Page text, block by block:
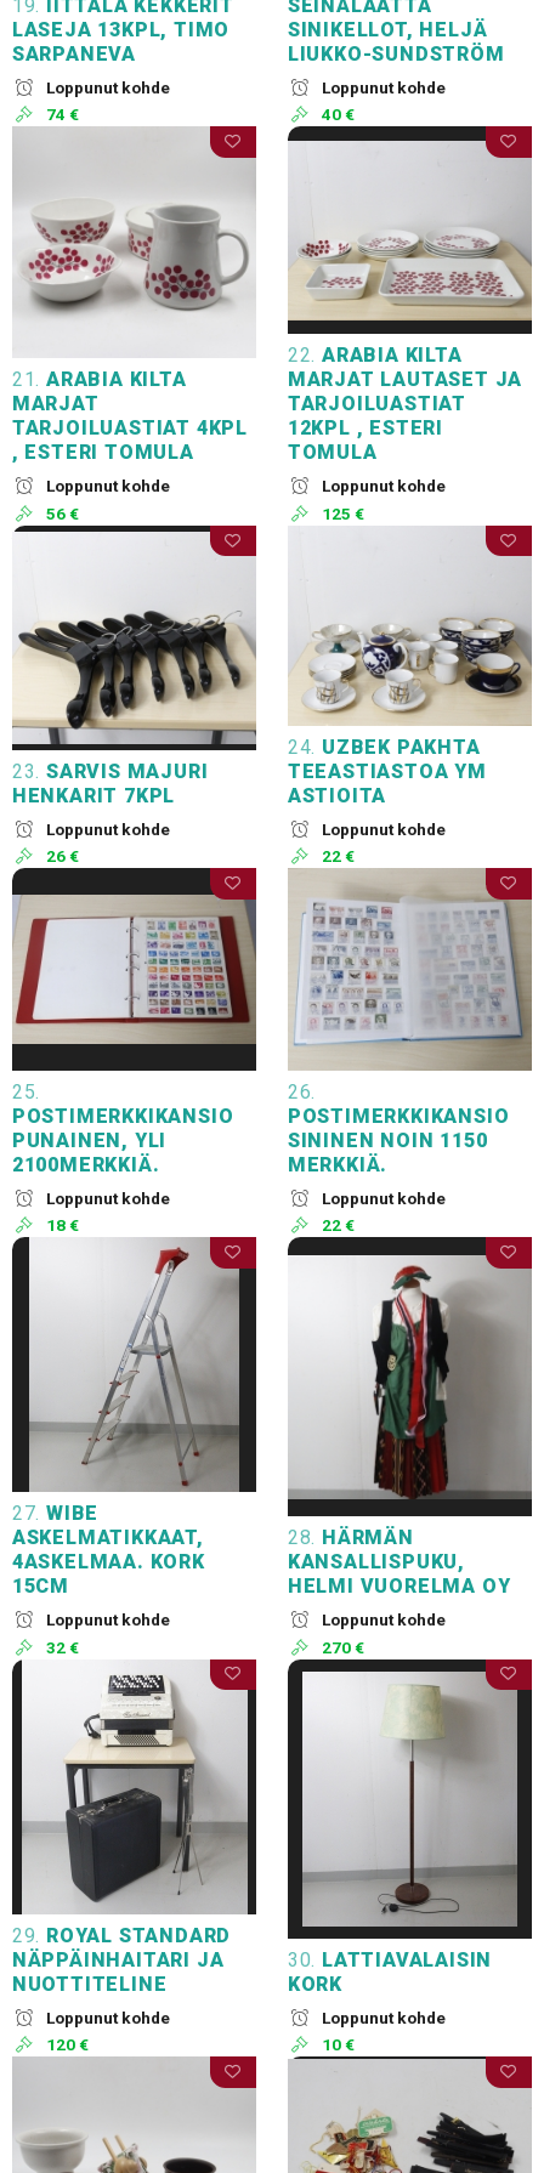
19.
IITTALA KEKKERIT
LASEJA 13KPL, TIMO
SARPANEVA
Loppunut kohde
74 €
SEINÄLAATTA
SINIKELLOT, HELJÄ
LIUKKO-SUNDSTRÖM
Loppunut kohde
40 €
21. ARABIA KILTA
MARJAT
TARJOILUASTIAT 4KPL
, ESTERI TOMULA
Loppunut kohde
56 €
22. ARABIA KILTA
MARJAT LAUTASET JA
TARJOILUASTIAT
12KPL , ESTERI
TOMULA
Loppunut kohde
125 €
23. SARVIS MAJURI
HENKARIT 7KPL
Loppunut kohde
26 €
24. UZBEK PAKHTA
TEEASTIASTOA YM
ASTIOITA
Loppunut kohde
22 €
25.
POSTIMERKKIKANSIO
PUNAINEN, YLI
2100MERKKIÄ.
Loppunut kohde
18 €
26.
POSTIMERKKIKANSIO
SININEN NOIN 1150
MERKKIÄ.
Loppunut kohde
22 €
27. WIBE
ASKELMATIKKAAT,
4ASKELMAA. KORK
15CM
Loppunut kohde
32 €
28. HÄRMÄN
KANSALLISPUKU,
HELMI VUORELMA OY
Loppunut kohde
270 €
29. ROYAL STANDARD
NÄPPÄINHAITARI JA
NUOTTITELINE
Loppunut kohde
120 €
30. LATTIAVALAISIN
KORK
Loppunut kohde
10 €